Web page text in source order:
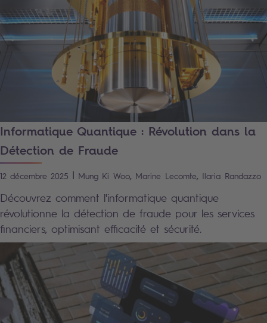
Informatique Quantique : Révolution dans la
Détection de Fraude
12 décembre 2025 | Mung Ki Woo, Marine Lecomte, Ilaria Randazzo
Découvrez comment l'informatique quantique
révolutionne la détection de fraude pour les services
financiers, optimisant efficacité et sécurité.